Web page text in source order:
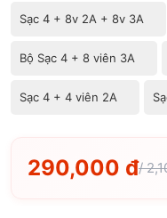
Sạc 4 + 8v 2A + 8v 3A
Bộ Sạc 4 + 8 viên 3A
Sạc 4 + 4 viên 2A
290,000 đ/